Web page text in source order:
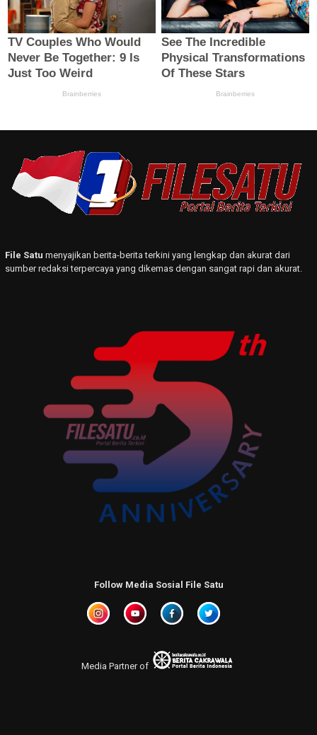
File Satu menyajikan berita-berita terkini yang lengkap dan akurat dari
sumber redaksi terpercaya yang dikemas dengan sangat rapi dan akurat.
Follow Media Sosial File Satu
Media Partner of